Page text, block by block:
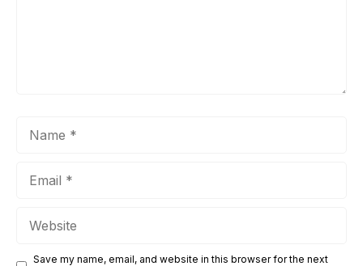
Save my name, email, and website in this browser for the next